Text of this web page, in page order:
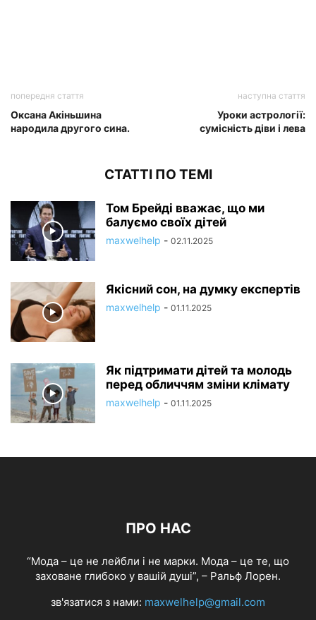
попередня стаття
Оксана Акіньшина
народила другого сина.
наступна стаття
Уроки астрології:
сумісність діви і лева
СТАТТІ ПО ТЕМІ
Том Брейді вважає, що ми
балуємо своїх дітей
maxwelhelp - 02.11.2025
Якісний сон, на думку експертів
maxwelhelp - 01.11.2025
Як підтримати дітей та молодь
перед обличчям зміни клімату
maxwelhelp - 01.11.2025
ПРО НАС
“Мода – це не лейбли і не марки. Мода – це те, що
заховане глибоко у вашій душі”, – Ральф Лорен.
зв'язатися з нами: maxwelhelp@gmail.com